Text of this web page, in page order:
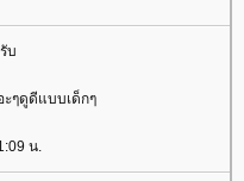
บ
ๆดูดีแบบเด็กๆ
น.